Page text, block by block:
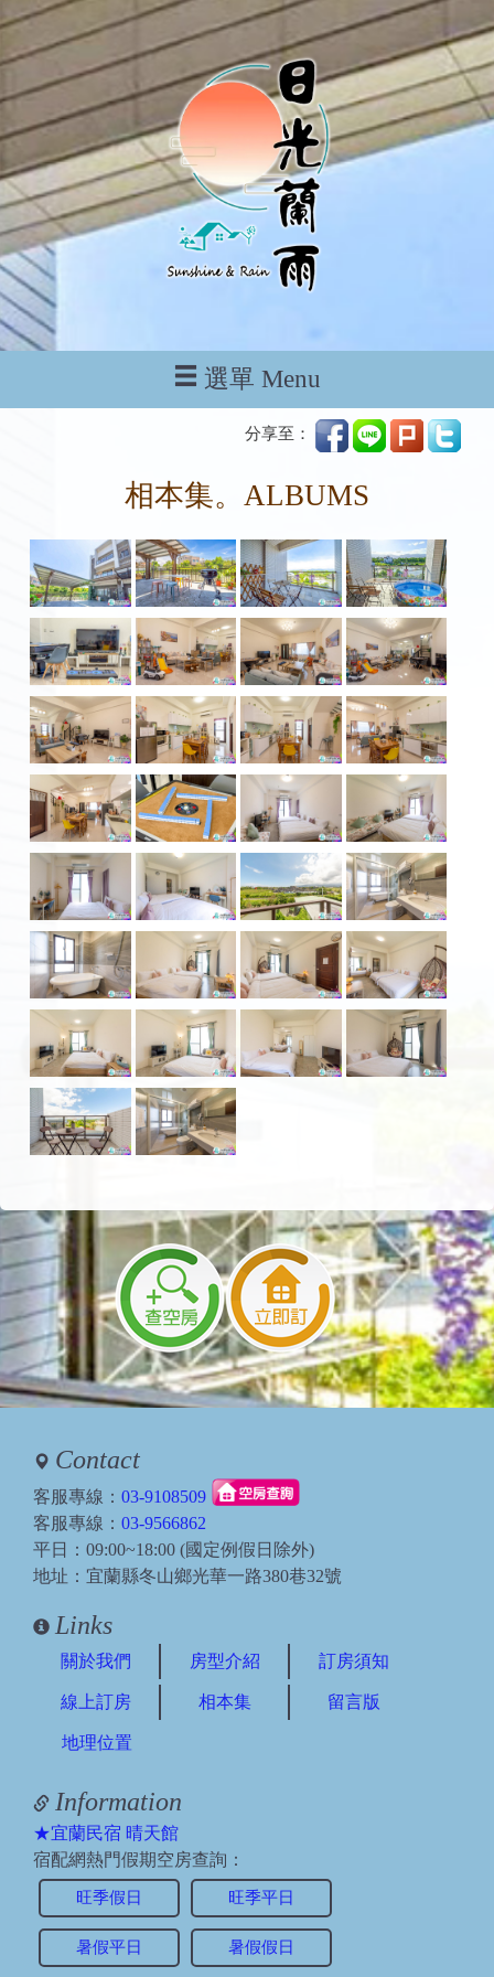
選單 Menu
分享至：
相本集。ALBUMS
Contact
客服專線： 03-9108509
客服專線： 03-9566862
平日：09:00~18:00 (國定例假日除外)
地址：宜蘭縣冬山鄉光華一路380巷32號
Links
關於我們 房型介紹 訂房須知
線上訂房 相本集 留言版
地理位置
Information
★宜蘭民宿 晴天館
宿配網熱門假期空房查詢：
旺季假日 旺季平日
暑假平日 暑假假日